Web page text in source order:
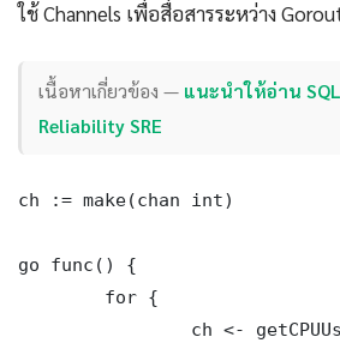
ใช้ Channels เพื่อสื่อสารระหว่าง
เนื้อหาเกี่ยวข้อง — แนะนำให้อ่าน
Reliability SRE
ch := make(chan int)
go func() {